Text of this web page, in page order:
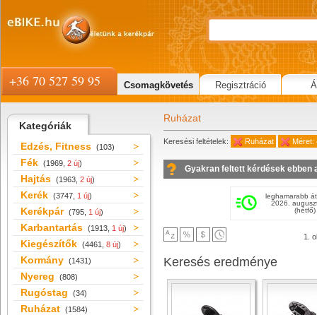
Kategóriák
Edzés, Fitness (103)
Fék (1969, 2 új)
Hajtás (1963, 2 új)
Kerék (3747, 1 új)
Kerékpár (795, 1 új)
Karbantartás (1913, 1 új)
Kiegészítők (4461, 8 új)
Kormány (1431)
Nyereg (808)
Rugóstag (34)
Ruházat (1584)
Ruházat
Keresési feltételek: Ruházat Méret:
Gyakran feltett kérdések ebben
leghamarabb
2026.
(hétfő)
1.
Keresés eredménye
+36 70 527 59 95 Csomagkövetés Regisztráció